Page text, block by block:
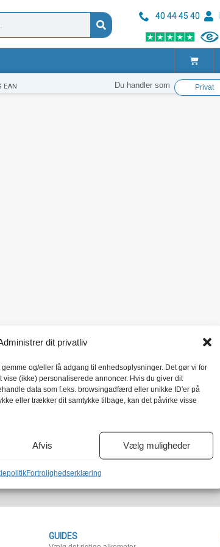
dit privatliv
og/eller få adgang til enhedsoplysninger. Det gør vi for
(ikke) personaliserede annoncer. Hvis du giver dit
data som f.eks. browsingadfærd eller unikke ID'er på
eller trækker dit samtykke tilbage, kan det påvirke visse
Afvis Vælg muligheder
Fortrolighedserklæring
40 44 45 40
Kurv
EAN Du handler som Privat
GUIDES